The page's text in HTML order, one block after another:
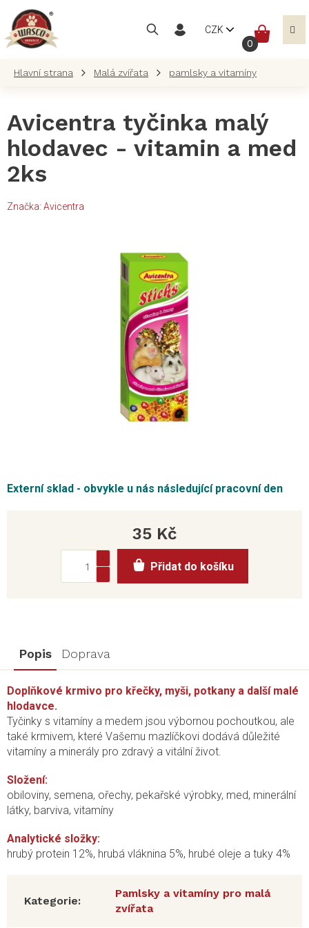
obsah
CZK
Malá zvířata pamlsky a vitamíny
Avicentra tyčinka malý
hlodavec - vitamin a med
2ks
Značka: Avicentra
Externí sklad - obvykle u nás následující pracovní den
35 Kč
cena:
Přidat do košíku
Popis Doprava
Doplňkové krmivo pro křečky, myši, potkany a další malé
hlodavce.
Tyčinky s vitamíny a medem jsou výbornou pochoutkou, ale
také krmivem, které Vašemu mazlíčkovi dodává důležité
vitamíny a minerály pro zdravý a vitální život.
Složení:
obiloviny, semena, ořechy, pekařské výrobky, med, minerální
látky, barviva, vitamíny
Analytické složky:
hrubý protein 12%, hrubá vláknina 5%, hrubé oleje a tuky 4%
Kategorie:
Pamlsky a vitamíny pro malá
zvířata